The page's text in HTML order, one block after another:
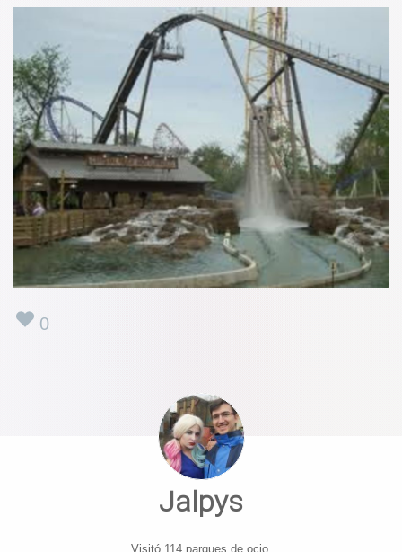
0
Jalpys
Visitó 114 parques de ocio.